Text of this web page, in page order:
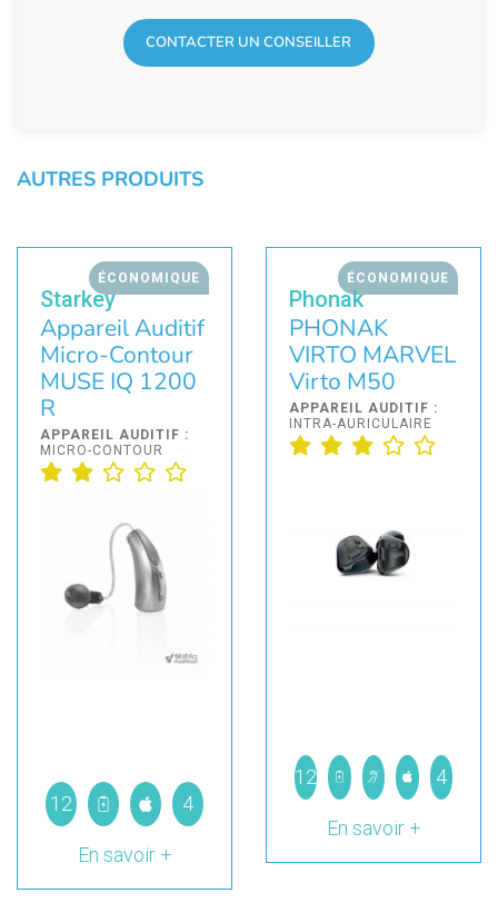
CONTACTER UN CONSEILLER
AUTRES PRODUITS
ÉCONOMIQUE
Starkey
Appareil Auditif
Micro-Contour
MUSE IQ 1200
R
APPAREIL AUDITIF :
MICRO-CONTOUR
12 4
En savoir +
ÉCONOMIQUE
Phonak
PHONAK
VIRTO MARVEL
Virto M50
APPAREIL AUDITIF :
INTRA-AURICULAIRE
12 4
En savoir +